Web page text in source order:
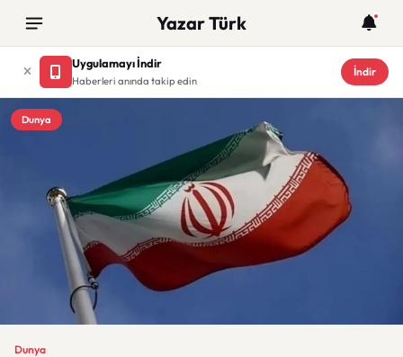
Yazar Türk
Uygulamayı İndir
Haberleri anında takip edin
İndir
Dunya
Dunya